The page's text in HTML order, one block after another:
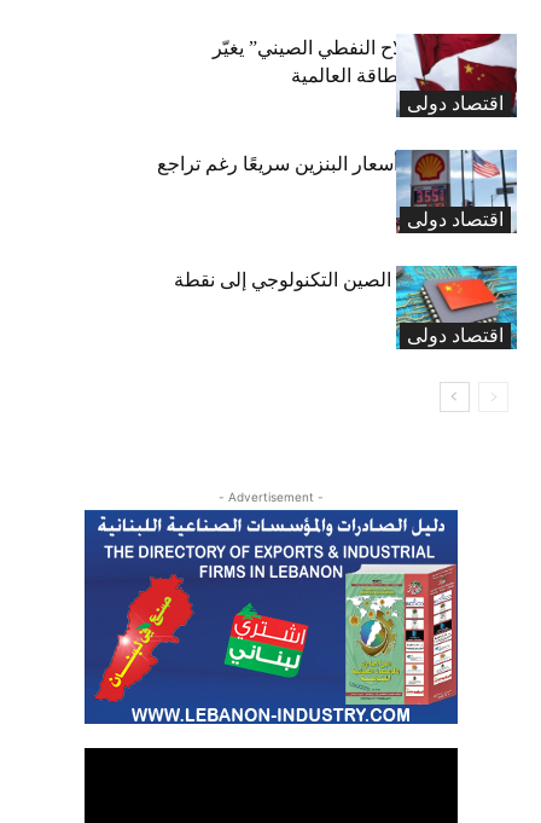
اقتصاد دولی
بلومبيرغ: “السلاح النفطي الصيني” يغيّر
معادلة أسعار الطاقة العالمية
اقتصاد دولی
لماذا لا تنخفض أسعار البنزين سريعًا رغم تراجع
النفط؟
اقتصاد دولی
هل يتحول سلاح الصين التكنولوجي إلى نقطة
ضعفها؟
- Advertisement -